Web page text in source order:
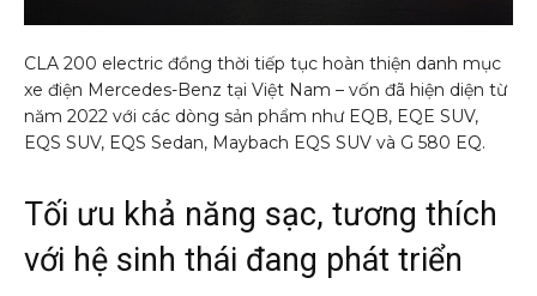
CLA 200 electric đồng thời tiếp tục hoàn thiện danh mục
xe điện Mercedes-Benz tại Việt Nam – vốn đã hiện diện từ
năm 2022 với các dòng sản phẩm như EQB, EQE SUV,
EQS SUV, EQS Sedan, Maybach EQS SUV và G 580 EQ.
Tối ưu khả năng sạc, tương thích
với hệ sinh thái đang phát triển